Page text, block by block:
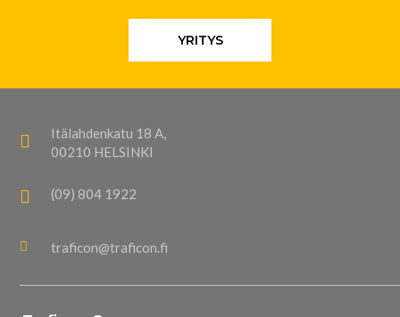
YRITYS
Itälahdenkatu 18 A,
00210 HELSINKI
(09) 804 1922
traficon@traficon.fi